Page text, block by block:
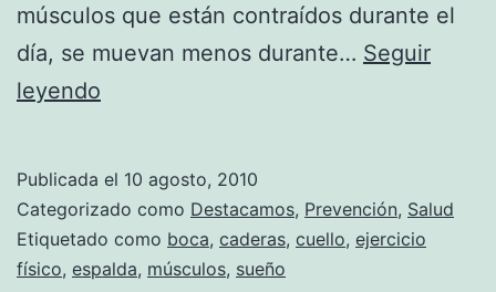
músculos que están contraídos durante el
día, se muevan menos durante… Seguir
leyendo
sin
lastimar
la
Publicada el 10 agosto, 2010
Categorizado como Destacamos, Prevención, Salud
Etiquetado como boca, caderas, cuello, ejercicio
físico, espalda, músculos, sueño